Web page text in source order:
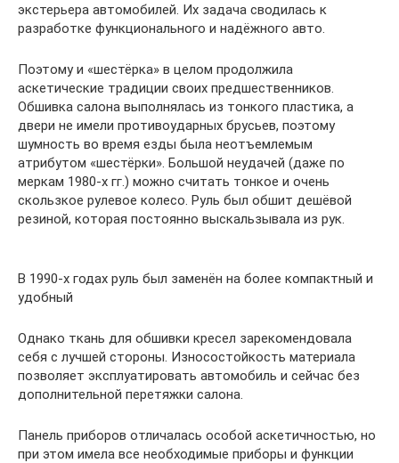
экстерьера автомобилей. Их задача сводилась к
разработке функционального и надёжного авто.
Поэтому и «шестёрка» в целом продолжила
аскетические традиции своих предшественников.
Обшивка салона выполнялась из тонкого пластика, а
двери не имели противоударных брусьев, поэтому
шумность во время езды была неотъемлемым
атрибутом «шестёрки». Большой неудачей (даже по
меркам 1980-х гг.) можно считать тонкое и очень
скользкое рулевое колесо. Руль был обшит дешёвой
резиной, которая постоянно выскальзывала из рук.
В 1990-х годах руль был заменён на более компактный и
удобный
Однако ткань для обшивки кресел зарекомендовала
себя с лучшей стороны. Износостойкость материала
позволяет эксплуатировать автомобиль и сейчас без
дополнительной перетяжки салона.
Панель приборов отличалась особой аскетичностью, но
при этом имела все необходимые приборы и функции